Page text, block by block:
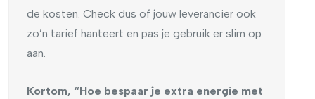
de kosten. Check dus of jouw leverancier ook
zo’n tarief hanteert en pas je gebruik er slim op
aan.
Kortom, “Hoe bespaar je extra energie met